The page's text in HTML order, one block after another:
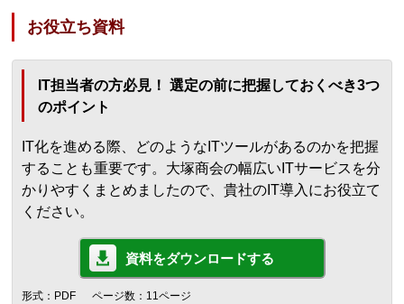
お役立ち資料
IT担当者の方必見！ 選定の前に把握しておくべき3つ
のポイント
IT化を進める際、どのようなITツールがあるのかを把握
することも重要です。大塚商会の幅広いITサービスを分
かりやすくまとめましたので、貴社のIT導入にお役立て
ください。
資料をダウンロードする
形式：PDF ページ数：11ページ